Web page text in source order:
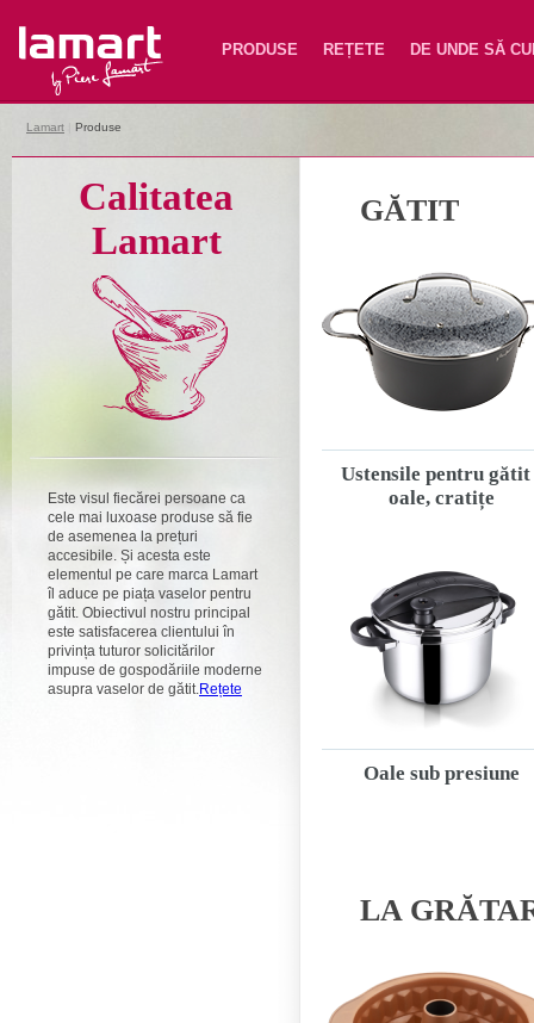
Lamart PRODUSE REȚETE DE UNDE SĂ
Lamart Produse
Calitatea
Lamart
Este visul fiecărei persoane ca
cele mai luxoase produse să fie
de asemenea la prețuri
accesibile. Și acesta este
elementul pe care marca Lamart
îl aduce pe piața vaselor pentru
gătit. Obiectivul nostru principal
este satisfacerea clientului în
privința tuturor solicitărilor
impuse de gospodăriile moderne
asupra vaselor de gătit.Rețete
GĂTIT
Ustensile pentru gătit
oale, cratițe
Oale sub presiune
LA